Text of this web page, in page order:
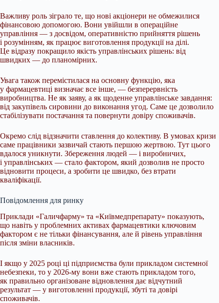
Важливу роль зіграло те, що нові акціонери не обмежилися
фінансовою допомогою. Вони увійшли в операційне
управління — з досвідом, оперативністю прийняття рішень
і розумінням, як працює виготовлення продукції на ділі.
Це відразу покращило якість управлінських рішень: від
швидких — до планомірних.
Увага також перемістилася на основну функцію, яка
у фармацевтиці визначає все інше, — безперервність
виробництва. Не як заяву, а як щоденне управлінське завдання:
від закупівель сировини до виконання угод. Саме це дозволило
стабілізувати постачання та повернути довіру споживачів.
Окремо слід відзначити ставлення до колективу. В умовах кризи
саме працівники зазвичай стають першою жертвою. Тут цього
вдалося уникнути. Збереження людей — і виробничих,
і управлінських — стало фактором, який дозволив не просто
відновити процеси, а зробити це швидко, без втрати
кваліфікації.
Повідомлення для ринку
Приклади «Галичфарму» та «Київмедпрепарату» показують,
що навіть у проблемних активах фармацевтики ключовим
фактором є не тільки фінансування, але й рівень управління
після зміни власників.
І якщо у 2025 році ці підприємства були прикладом системної
небезпеки, то у 2026-му вони вже стають прикладом того,
як правильно організоване відновлення дає відчутний
результат — у виготовленні продукції, збуті та довірі
споживачів.